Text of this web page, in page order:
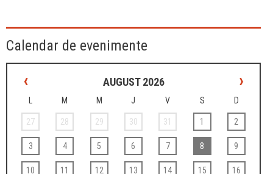
Calendar de evenimente
‹ AUGUST 2026 ›
L M M J V S D
27 28 29 30 31 1 2
3 4 5 6 7 8 9
10 11 12 13 14 15 16